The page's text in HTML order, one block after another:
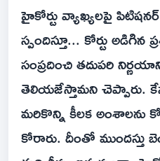
హైకోర్టు వ్యాఖ్యలపై
స్పందిస్తూ... కోర్టు
సంప్రదించి తదుపరి
తెలియజేస్తామని చెప్పారు.
మరికొన్ని కీలక అంశాలను
కోరారు. దీంతో